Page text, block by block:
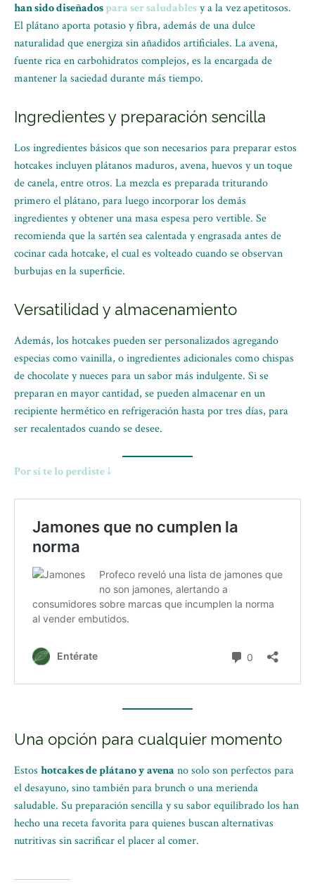
han sido diseñadospara ser saludablesy a la vez apetitosos.
El plátano aporta potasio y fibra, además de una dulce
naturalidad que energiza sin añadidos artificiales. La avena,
fuente rica en carbohidratos complejos, es la encargada de
mantener la saciedad durante más tiempo.
Ingredientes y preparación sencilla
Los ingredientes básicos que son necesarios para preparar estos
hotcakes incluyen plátanos maduros, avena, huevos y un toque
de canela, entre otros. La mezcla es preparada triturando
primero el plátano, para luego incorporar los demás
ingredientes y obtener una masa espesa pero vertible. Se
recomienda que la sartén sea calentada y engrasada antes de
cocinar cada hotcake, el cual es volteado cuando se observan
burbujas en la superficie.
Versatilidad y almacenamiento
Además, los hotcakes pueden ser personalizados agregando
especias como vainilla, o ingredientes adicionales como chispas
de chocolate y nueces para un sabor más indulgente. Si se
preparan en mayor cantidad, se pueden almacenar en un
recipiente hermético en refrigeración hasta por tres días, para
ser recalentados cuando se desee.
Por sí te lo perdiste ↓
Una opción para cualquier momento
Estos hotcakes de plátano y avena no solo son perfectos para
el desayuno, sino también para brunch o una merienda
saludable. Su preparación sencilla y su sabor equilibrado los han
hecho una receta favorita para quienes buscan alternativas
nutritivas sin sacrificar el placer al comer.